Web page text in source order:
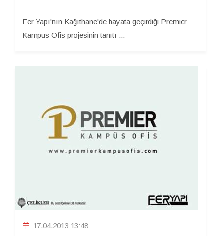
Fer Yapı'nın Kağıthane'de hayata geçirdiği Premier
Kampüs Ofis projesinin tanıtı ...
17.04.2013 13:48